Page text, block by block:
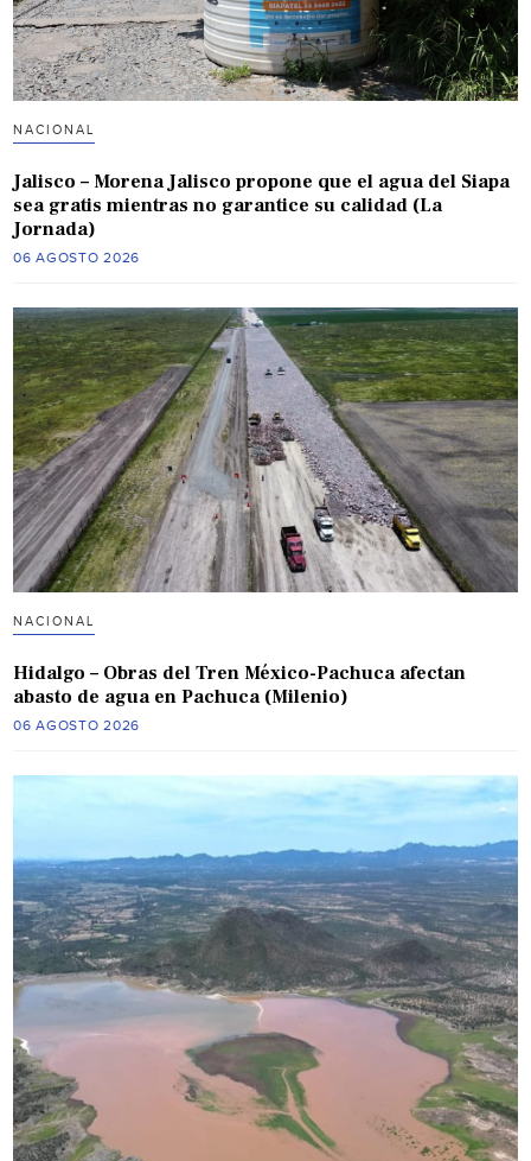
NACIONAL
Jalisco – Morena Jalisco propone que el agua del Siapa
sea gratis mientras no garantice su calidad (La
Jornada)
06 AGOSTO 2026
NACIONAL
Hidalgo – Obras del Tren México-Pachuca afectan
abasto de agua en Pachuca (Milenio)
06 AGOSTO 2026